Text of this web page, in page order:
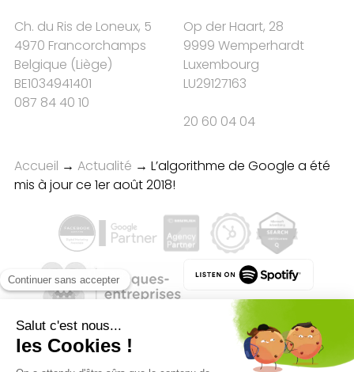
Ch. du Ris de Loneux, 5
4970 Francorchamps
Belgique (Liège)
BE1034941401
087 84 40 10
Op der Haart, 28
9999 Wemperhardt
Luxembourg
LU29127163
20 60 04 04
Accueil → Actualité → L’algorithme de Google a été
mis à jour ce 1er août 2018!
Qualité des campagnes en
marketing digital :
4.7/5 étoiles sur107 clients